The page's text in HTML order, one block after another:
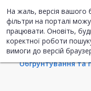
На жаль, версія вашого
фільтри на порталі
працювати. Оновіть,
коректної роботи
вимоги до версій
Обгрунтування та